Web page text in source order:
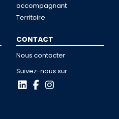
accompagnant
Territoire
CONTACT
Nous contacter
Suivez-nous sur